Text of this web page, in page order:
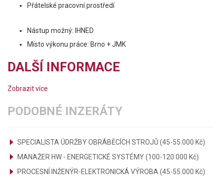
Přátelské pracovní prostředí
Nástup možný: IHNED
Místo výkonu práce: Brno + JMK
DALŠÍ INFORMACE
Zobrazit více
PODOBNÉ INZERÁTY
SPECIALISTA ÚDRŽBY OBRÁBĚCÍCH STROJŮ (45-55.000 Kč)
MANAŽER HW - ENERGETICKÉ SYSTÉMY (100-120.000 Kč)
PROCESNÍ INŽENÝR-ELEKTRONICKÁ VÝROBA (45-55.000 Kč)